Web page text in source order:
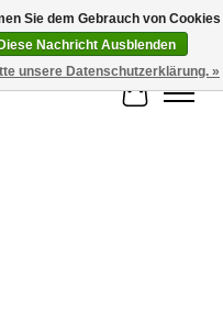
Versand!
Ihr
Sie dem Gebrauch von Cookies
Diese Nachricht Ausblenden
unsere Datenschutzerklärung. »